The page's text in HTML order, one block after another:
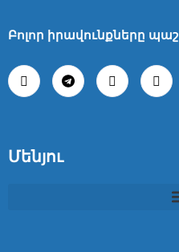
Բոլոր իրավունքները
Մենյու